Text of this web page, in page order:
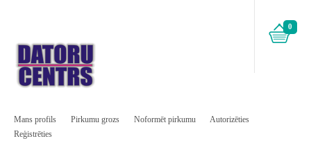
0
Mans profils Pirkumu grozs Noformēt pirkumu
Autorizēties
Reģistrēties